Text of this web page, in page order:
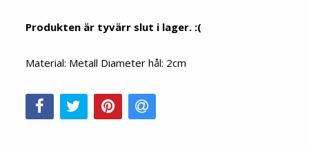
Produkten är tyvärr slut i lager. :(
Material: Metall Diameter hål: 2cm